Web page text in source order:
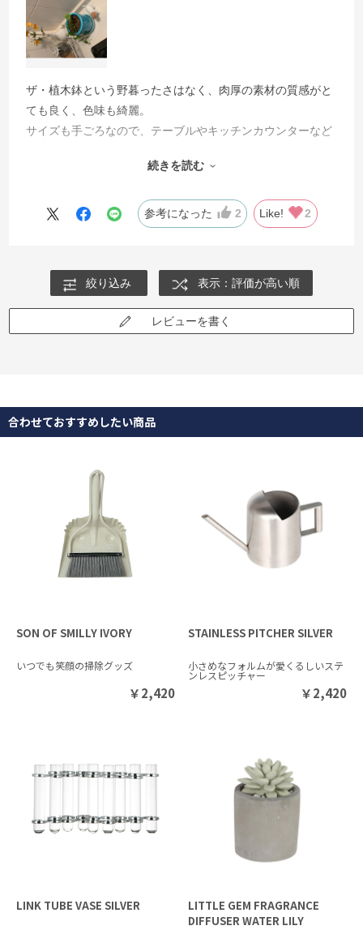
ザ・植木鉢という野暮ったさはなく、肉厚の素材の質感がと
ても良く、色味も綺麗。
サイズも手ごろなので、テーブルやキッチンカウンターなど
私はディスキディアを植えて置いていますが、空間のちょっ
お値段も良心的なので、まとめ買いがおすすめです。
続きを読む
参考になった 2 Like! 2
絞り込み 表示：評価が高い順
レビューを書く
合わせておすすめしたい商品
SON OF SMILLY IVORY
いつでも笑顔の掃除グッズ
￥2,420
STAINLESS PITCHER SILVER
小さめなフォルムが愛くるしいステ
ンレスピッチャー
￥2,420
LINK TUBE VASE SILVER
LITTLE GEM FRAGRANCE
DIFFUSER WATER LILY